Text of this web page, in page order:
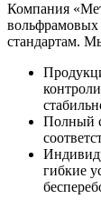
Компания
вольфрамовых
стандартам.
Полный
гибкие